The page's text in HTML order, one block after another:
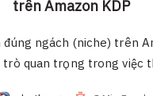
trên Amazon KDP
đúng ngách (niche) trên
trò quan trọng trong việc